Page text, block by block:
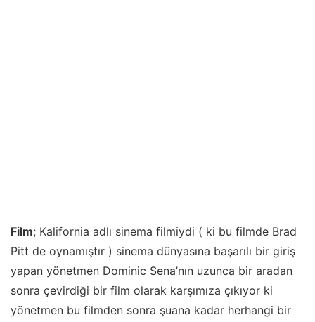
Film; Kalifornia adlı sinema filmiydi ( ki bu filmde Brad
Pitt de oynamıştır ) sinema dünyasına başarılı bir giriş
yapan yönetmen Dominic Sena’nın uzunca bir aradan
sonra çevirdiği bir film olarak karşımıza çıkıyor ki
yönetmen bu filmden sonra şuana kadar herhangi bir